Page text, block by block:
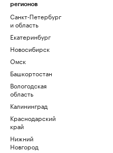
регионов
Санкт-Петербург
и область
Екатеринбург
Новосибирск
Омск
Башкортостан
Вологодская
область
Калининград
Краснодарский
край
Нижний
Новгород